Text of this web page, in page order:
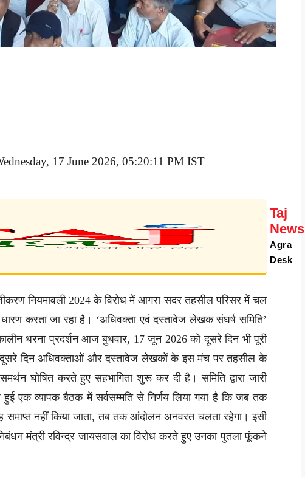
17 June 2026, 05:20:11 PM IST
Taj
News
Agra
Desk
नियमावली 2024 के विरोध में आगरा सदर तहसील परिसर में चल
करता जा रहा है। ‘अधिवक्ता एवं दस्तावेज लेखक संघर्ष समिति’
धरना प्रदर्शन आज बुधवार, 17 जून 2026 को दूसरे दिन भी पूरी
दिन अधिवक्ताओं और दस्तावेज लेखकों के इस मंच पर तहसील के
घोषित करते हुए सहभागिता शुरू कर दी है। समिति द्वारा जारी
एक व्यापक बैठक में सर्वसम्मति से निर्णय लिया गया है कि जब तक
समाप्त नहीं किया जाता, तब तक आंदोलन अनवरत चलता रहेगा। इसी
मंत्री रविन्द्र जायसवाल का विरोध करते हुए उनका पुतला फूंकने